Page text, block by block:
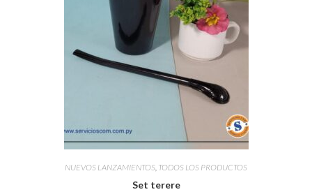
NUEVOS LANZAMIENTOS, TODOS LOS PRODUCTOS
Set terere